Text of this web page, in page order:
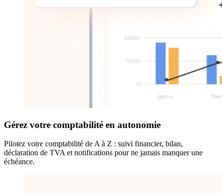
Gérez votre comptabilité en autonomie
Pilotez votre comptabilité de A à Z : suivi financier, bilan,
déclaration de TVA et notifications pour ne jamais manquer une
échéance.